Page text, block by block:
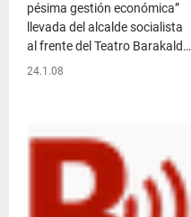
pésima gestión económica”
llevada del alcalde socialista
al frente del Teatro Barakald…
24.1.08